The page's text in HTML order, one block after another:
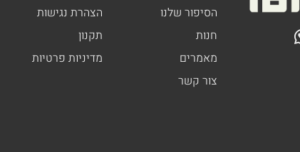
הסיפור שלנו
חנות
מאמרים
צור קשר
הצהרת נגישות
תקנון
מדיניות פרטיות